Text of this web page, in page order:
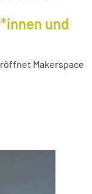
und
Makerspace